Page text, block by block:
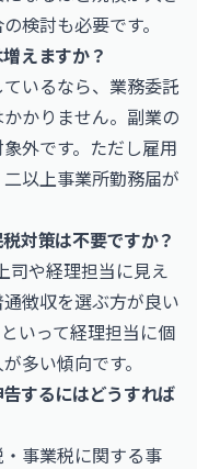
検討も必要です。
えますか？
いるなら、業務委託
かりません。副業の
外です。ただし雇用
以上事業所勤務届が
対策は不要ですか？
司や経理担当に見え
徴収を選ぶ方が良い
いって経理担当に個
多い傾向です。
するにはどうすれば
事業税に関する事